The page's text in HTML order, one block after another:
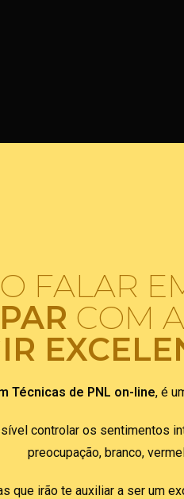
FALAR
COM
Técnicas de PNL on-line, é
controlar os sentimentos
preocupação, branco,
que irão te auxiliar a ser um